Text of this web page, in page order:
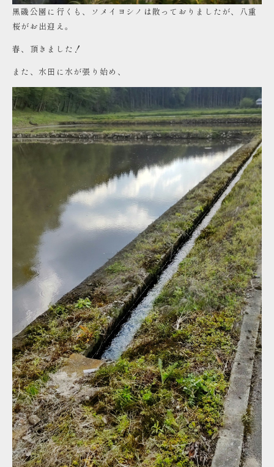
黒磯公園に行くも、ソメイヨシノは散っておりましたが、八重
桜がお出迎え。
春、頂きました！
また、水田に水が張り始め、